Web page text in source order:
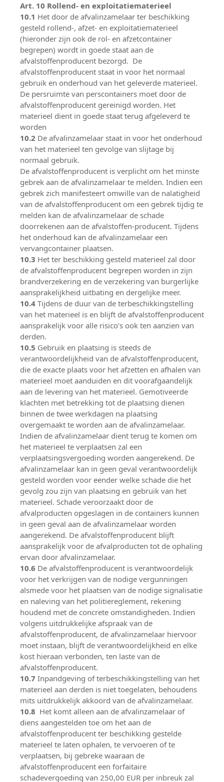
Art. 10 Rollend- en exploitatiematerieel
10.1 Het door de afvalinzamelaar ter beschikking
gesteld rollend-, afzet- en exploitatiematerieel
(hieronder zijn ook de rol- en afzetcontainer
begrepen) wordt in goede staat aan de
afvalstoffenproducent bezorgd. De
afvalstoffenproducent staat in voor het normaal
gebruik en onderhoud van het geleverde materieel.
De persruimte van perscontainers moet door de
afvalstoffenproducent gereinigd worden. Het
materieel dient in goede staat terug afgeleverd te
worden
10.2 De afvalinzamelaar staat in voor het onderhoud
van het materieel ten gevolge van slijtage bij
normaal gebruik.
De afvalstoffenproducent is verplicht om het minste
gebrek aan de afvalinzamelaar te melden. Indien een
gebrek zich manifesteert omwille van de nalatigheid
van de afvalstoffenproducent om een gebrek tijdig te
melden kan de afvalinzamelaar de schade
doorrekenen aan de afvalstoffen-producent. Tijdens
het onderhoud kan de afvalinzamelaar een
vervangcontainer plaatsen.
10.3 Het ter beschikking gesteld materieel zal door
de afvalstoffenproducent begrepen worden in zijn
brandverzekering en de verzekering van burgerlijke
aansprakelijkheid uitbating en dergelijke meer.
10.4 Tijdens de duur van de terbeschikkingstelling
van het materieel is en blijft de afvalstoffenproducent
aansprakelijk voor alle risico’s ook ten aanzien van
derden.
10.5 Gebruik en plaatsing is steeds de
verantwoordelijkheid van de afvalstoffenproducent,
die de exacte plaats voor het afzetten en afhalen van
materieel moet aanduiden en dit voorafgaandelijk
aan de levering van het materieel. Gemotiveerde
klachten met betrekking tot de plaatsing dienen
binnen de twee werkdagen na plaatsing
overgemaakt te worden aan de afvalinzamelaar.
Indien de afvalinzamelaar dient terug te komen om
het materieel te verplaatsen zal een
verplaatsingsvergoeding worden aangerekend. De
afvalinzamelaar kan in geen geval verantwoordelijk
gesteld worden voor eender welke schade die het
gevolg zou zijn van plaatsing en gebruik van het
materieel. Schade veroorzaakt door de
afvalproducten opgeslagen in de containers kunnen
in geen geval aan de afvalinzamelaar worden
aangerekend. De afvalstoffenproducent blijft
aansprakelijk voor de afvalproducten tot de ophaling
ervan door afvalinzamelaar.
10.6 De afvalstoffenproducent is verantwoordelijk
voor het verkrijgen van de nodige vergunningen
alsmede voor het plaatsen van de nodige signalisatie
en naleving van het politiereglement, rekening
houdend met de concrete omstandigheden. Indien
volgens uitdrukkelijke afspraak van de
afvalstoffenproducent, de afvalinzamelaar hiervoor
moet instaan, blijft de verantwoordelijkheid en elke
kost hieraan verbonden, ten laste van de
afvalstoffenproducent.
10.7 Inpandgeving of terbeschikkingstelling van het
materieel aan derden is niet toegelaten, behoudens
mits uitdrukkelijk akkoord van de afvalinzamelaar.
10.8 Het komt alleen aan de afvalinzamelaar of
diens aangestelden toe om het aan de
afvalstoffenproducent ter beschikking gestelde
materieel te laten ophalen, te vervoeren of te
verplaatsen, bij gebreke waaraan de
afvalstoffenproducent een forfaitaire
schadevergoeding van 250,00 EUR per inbreuk zal